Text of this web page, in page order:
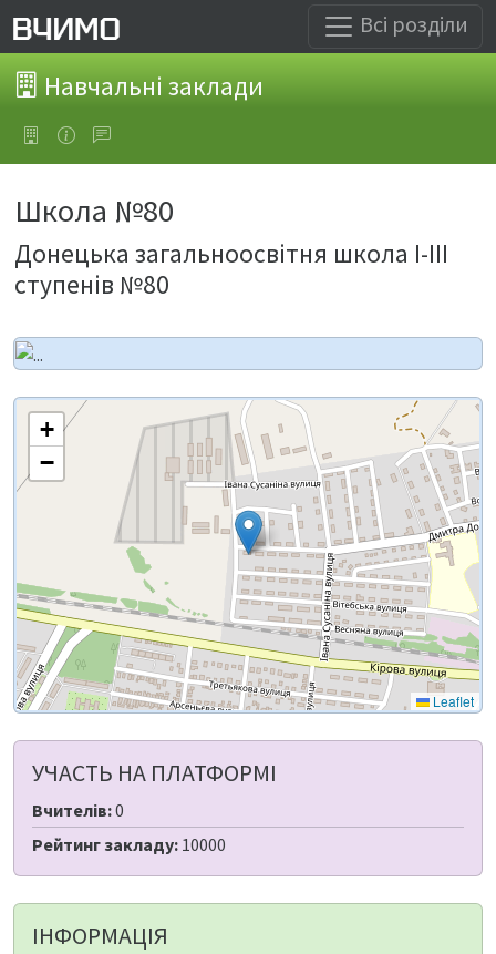
Всі розділи
Навчальні заклади
Школа №80
Донецька загальноосвітня школа І-ІІІ
ступенів №80
+
−
Leaflet
УЧАСТЬ НА ПЛАТФОРМІ
Вчителів:0
Рейтинг закладу: 10000
ІНФОРМАЦІЯ